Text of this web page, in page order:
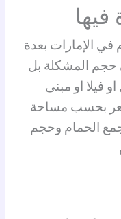
فيها
في الإمارات بعدة
حجم المشكلة بل
فيلا او مبنى
بحسب مساحة
الحمام وحجم